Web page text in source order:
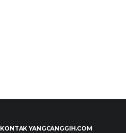
KONTAK YANGCANGGIH.COM